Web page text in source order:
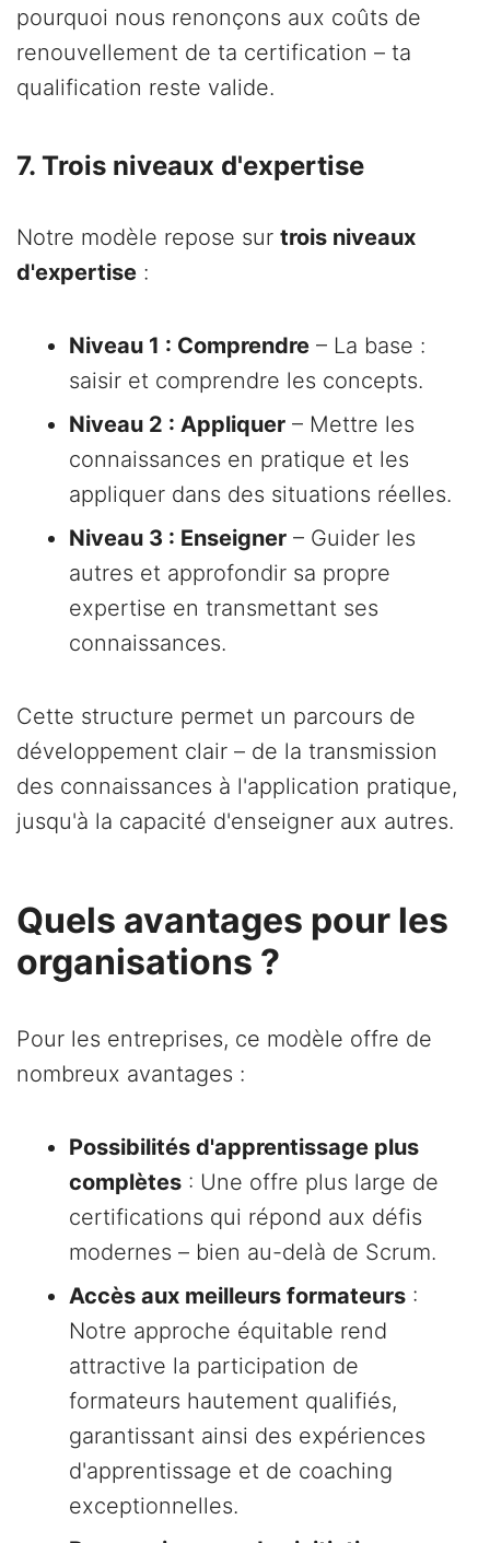
pourquoi nous renonçons aux coûts de
renouvellement de ta certification – ta
qualification reste valide.
7. Trois niveaux d'expertise
Notre modèle repose sur trois niveaux
d'expertise :
Niveau 1 : Comprendre – La base :
saisir et comprendre les concepts.
Niveau 2 : Appliquer – Mettre les
connaissances en pratique et les
appliquer dans des situations réelles.
Niveau 3 : Enseigner – Guider les
autres et approfondir sa propre
expertise en transmettant ses
connaissances.
Cette structure permet un parcours de
développement clair – de la transmission
des connaissances à l'application pratique,
jusqu'à la capacité d'enseigner aux autres.
Quels avantages pour les
organisations ?
Pour les entreprises, ce modèle offre de
nombreux avantages :
Possibilités d'apprentissage plus
complètes : Une offre plus large de
certifications qui répond aux défis
modernes – bien au-delà de Scrum.
Accès aux meilleurs formateurs :
Notre approche équitable rend
attractive la participation de
formateurs hautement qualifiés,
garantissant ainsi des expériences
d'apprentissage et de coaching
exceptionnelles.